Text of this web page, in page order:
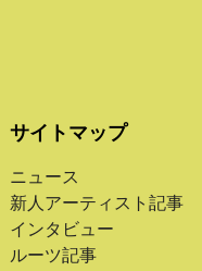
サイトマップ
ニュース
新人アーティスト記事
インタビュー
ルーツ記事